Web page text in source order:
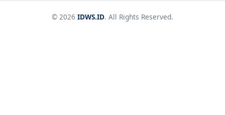
© 2026 IDWS.ID. All Rights Reserved.